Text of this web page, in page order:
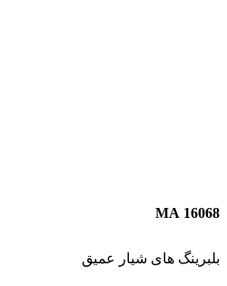
16068 MA
بلبرینگ های شیار عمیق